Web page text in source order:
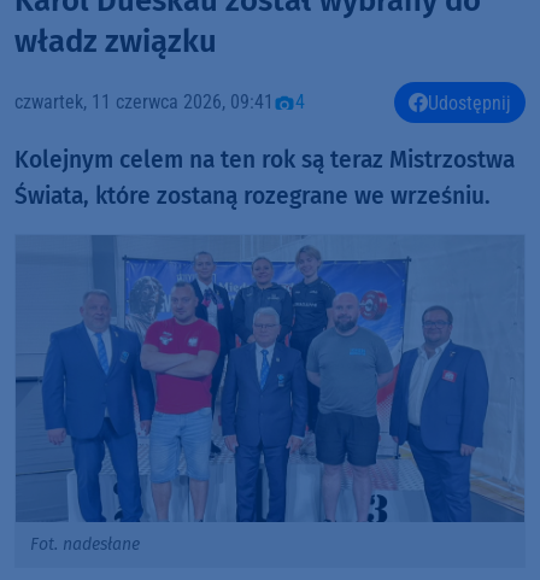
władz związku
czwartek, 11 czerwca 2026, 09:41 4 Udostępnij
Kolejnym celem na ten rok są teraz Mistrzostwa
Świata, które zostaną rozegrane we wrześniu.
Fot. nadesłane